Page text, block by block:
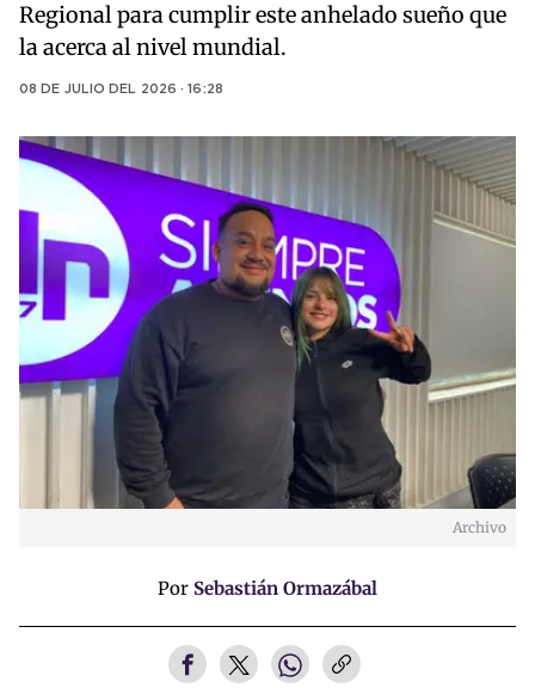
Regional para cumplir este anhelado sueño que
la acerca al nivel mundial.
08 DE JULIO DEL 2026 · 16:28
Archivo
Por Sebastián Ormazábal